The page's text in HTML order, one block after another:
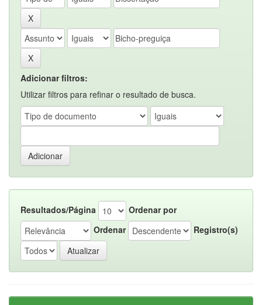
Adicionar filtros:
Utilizar filtros para refinar o resultado de busca.
Resultados/Página
Ordenar por
Ordenar
Registro(s)